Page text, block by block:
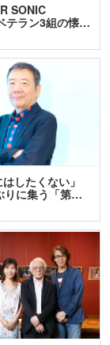
SONIC
テラン3組の懐…
はしたくない」
に集う「第…